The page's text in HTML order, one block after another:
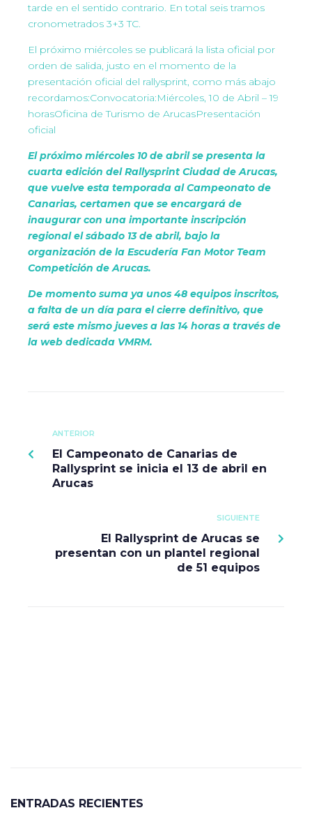
tarde en el sentido contrario. En total seis tramos
cronometrados 3+3 TC.
El próximo miércoles se publicará la lista oficial por
orden de salida, justo en el momento de la
presentación oficial del rallysprint, como más abajo
recordamos:Convocatoria:Miércoles, 10 de Abril – 19
horasOficina de Turismo de ArucasPresentación
oficial
El próximo miércoles 10 de abril se presenta la
cuarta edición del Rallysprint Ciudad de Arucas,
que vuelve esta temporada al Campeonato de
Canarias, certamen que se encargará de
inaugurar con una importante inscripción
regional el sábado 13 de abril, bajo la
organización de la Escudería Fan Motor Team
Competición de Arucas.
De momento suma ya unos 48 equipos inscritos,
a falta de un día para el cierre definitivo, que
será este mismo jueves a las 14 horas a través de
la web dedicada VMRM.
ANTERIOR
El Campeonato de Canarias de
Rallysprint se inicia el 13 de abril en
Arucas
SIGUIENTE
El Rallysprint de Arucas se
presentan con un plantel regional
de 51 equipos
ENTRADAS RECIENTES